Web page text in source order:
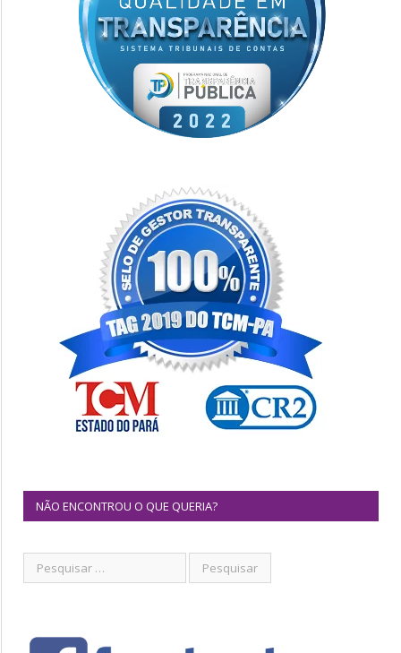
NÃO ENCONTROU O QUE QUERIA?